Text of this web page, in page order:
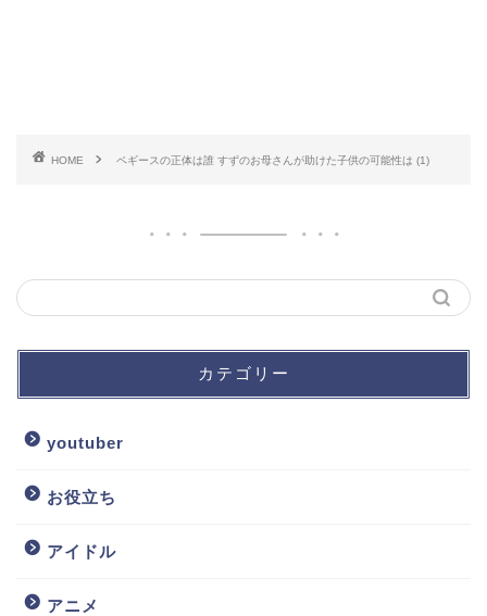
HOME ペギースの正体は誰 すずのお母さんが助けた子供の可能性は (1)
カテゴリー
youtuber
お役立ち
アイドル
アニメ